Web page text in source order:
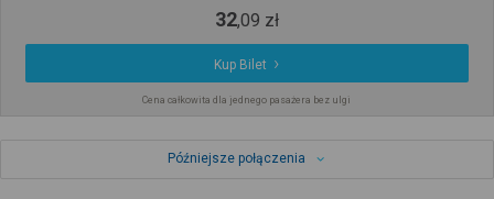
32,09 zł
Kup Bilet
Cena całkowita dla jednego pasażera bez ulgi
Późniejsze połączenia